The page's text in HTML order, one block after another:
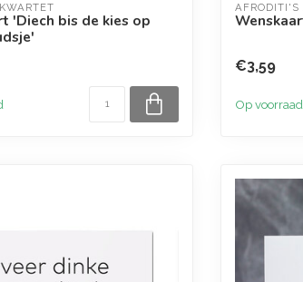
'Diech bis de kies op
AFRODITI'S
€3,59
Op voorraad